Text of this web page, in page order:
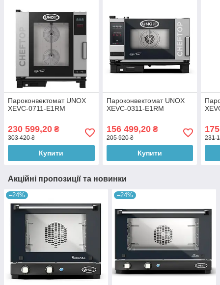
Пароконвектомат UNOX
XEVC-0711-E1RM
230 599,20 ₴
303 420 ₴
Купити
Пароконвектомат UNOX
XEVC-0311-E1RM
156 499,20₴
205 920 ₴
Купити
231
Акційні пропозиції та новинки
–24% –24%